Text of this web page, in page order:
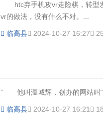
htc弃手机攻vr走险棋，转型
vr的做法，没有什么不对。...
临高县 2024-10-27 16:27
” 他叫温城辉，创办的网站叫“
临高县 2024-10-27 16:21